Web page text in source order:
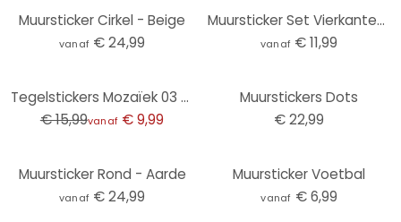
Muursticker Cirkel - Beige
vanaf € 24,99
Muursticker Set Vierkanten (50-delig)
vanaf € 11,99
Tegelstickers Mozaïek 03 - set van 12
€ 15,99vanaf € 9,99
Muurstickers Dots
€ 22,99
Muursticker Rond - Aarde
vanaf € 24,99
Muursticker Voetbal
vanaf € 6,99